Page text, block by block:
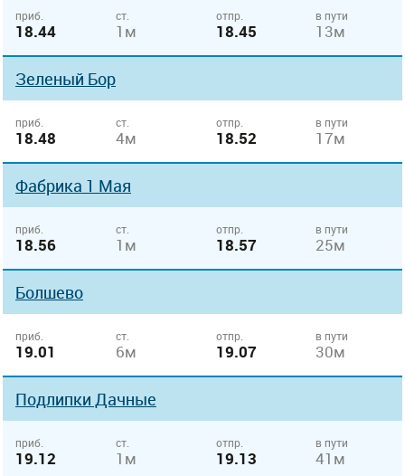
приб.
18.44
ст.
1м
отпр.
18.45
в пути
13м
Зеленый Бор
приб.
18.48
ст.
4м
отпр.
18.52
в пути
17м
Фабрика 1 Мая
приб.
18.56
ст.
1м
отпр.
18.57
в пути
25м
Болшево
приб.
19.01
ст.
6м
отпр.
19.07
в пути
30м
Подлипки Дачные
приб.
19.12
ст.
1м
отпр.
19.13
в пути
41м